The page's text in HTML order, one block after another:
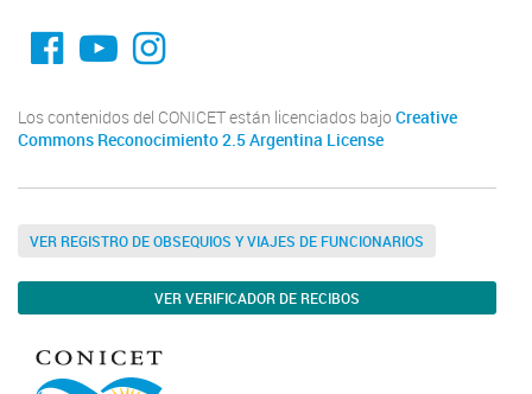
fa-facebook
YouTube
Instagram
Los contenidos del CONICET están licenciados bajo Creative
Commons Reconocimiento 2.5 Argentina License
VER REGISTRO DE OBSEQUIOS Y VIAJES DE FUNCIONARIOS
VER VERIFICADOR DE RECIBOS